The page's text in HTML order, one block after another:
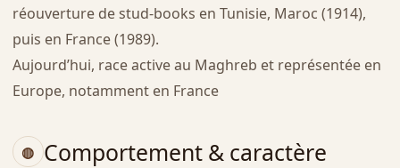
réouverture de stud-books en Tunisie, Maroc (1914),
puis en France (1989).
Aujourd’hui, race active au Maghreb et représentée en
Europe, notamment en France
Comportement & caractère